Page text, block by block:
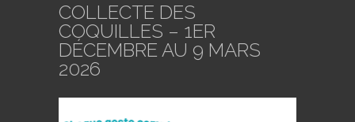
COLLECTE DES
COQUILLES – 1ER
DÉCEMBRE AU 9 MARS
2026